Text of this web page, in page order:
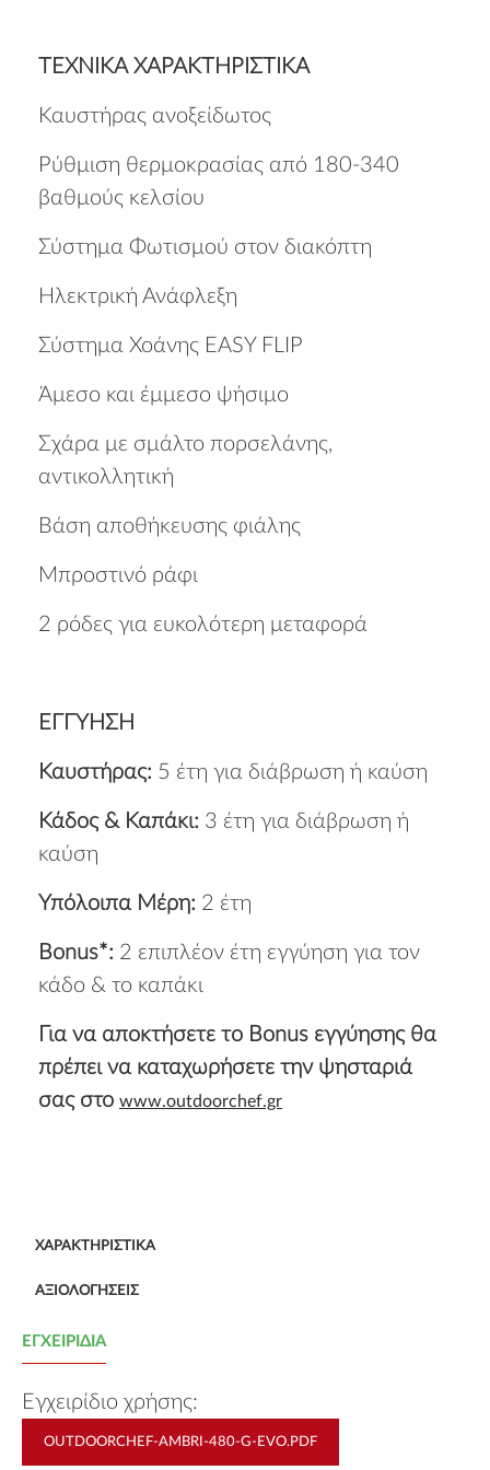
ΤΕΧΝΙΚΑ ΧΑΡΑΚΤΗΡΙΣΤΙΚΑ
Καυστήρας ανοξείδωτος
Ρύθμιση θερμοκρασίας από 180-340
βαθμούς κελσίου
Σύστημα Φωτισμού στον διακόπτη
Ηλεκτρική Ανάφλεξη
Σύστημα Χοάνης EASY FLIP
Άμεσο και έμμεσο ψήσιμο
Σχάρα με σμάλτο πορσελάνης,
αντικολλητική
Βάση αποθήκευσης φιάλης
Μπροστινό ράφι
2 ρόδες για ευκολότερη μεταφορά
ΕΓΓΥΗΣΗ
Καυστήρας: 5 έτη για διάβρωση ή καύση
Κάδος & Καπάκι: 3 έτη για διάβρωση ή
καύση
Υπόλοιπα Μέρη: 2 έτη
Bonus*: 2 επιπλέον έτη εγγύηση για τον
κάδο & το καπάκι
Για να αποκτήσετε τo Bonus εγγύησης θα
πρέπει να καταχωρήσετε την ψησταριά
σας στο www.outdoorchef.gr
ΧΑΡΑΚΤΗΡΙΣΤΙΚΆ
ΑΞΙΟΛΟΓΉΣΕΙΣ
ΕΓΧΕΙΡΊΔΙΑ
Eγχειρίδιο χρήσης:
OUTDOORCHEF-AMBRI-480-G-EVO.PDF